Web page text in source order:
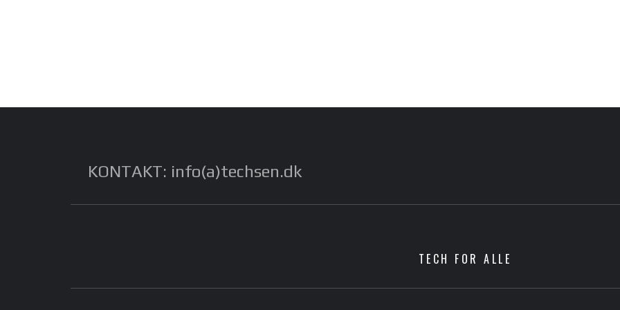
KONTAKT: info(a)techsen.dk
TECH FOR ALLE